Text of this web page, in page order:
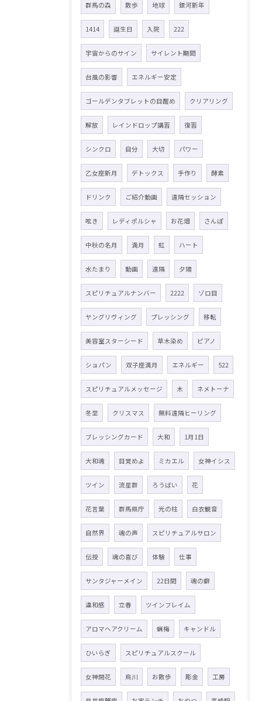
群馬の森 散歩 地球 銀河新年
1414 誕生日 入院 222
宇宙からのサイン サイレント期間
台風の影響 エネルギー安定
ゴールデンタブレットの目醒め クリアリング
解放 レインドロップ講習 復習
シンクロ 自分 大切 パワー
乙女座新月 デトックス 手作り 酵素
ドリンク ご紹介動画 遠隔セッション
呟き レディポルシャ お花畑 さんぽ
中秋の名月 満月 虹 ハート
水たまり 動画 遠隔 夕陽
スピリチュアルナンバー 2222 ゾロ目
ヤングリヴィング プレッシング 移転
美容室スターシード 草木染め ピアノ
ショパン 双子座満月 エネルギー 522
スピリチュアルメッセージ 木 ネメトーナ
冬至 クリスマス 無料遠隔ヒーリング
ブレッシングカード 大和 1月1日
大和魂 目覚めよ ミカエル 女神イシス
ツイン 流星群 ろうばい 花
花言葉 群馬県庁 光の柱 白衣観音
自然界 魂の声 スピリチュアルサロン
伝授 魂の喜び 体験 仕事
サンタジャーメイン 22日間 魂の癖
違和感 立春 ツインフレイム
アロマヘアクリーム 蝋梅 キャンドル
ひいらぎ スピリチュアルスクール
女神開花 烏川 お散歩 彫金 工房